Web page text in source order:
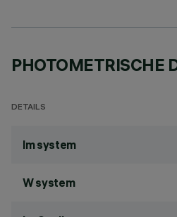
PHOTOMETRISCHE
DETAILS
lm system
W system